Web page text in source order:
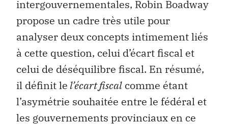
intergouvernementales, Robin Boadway
propose un cadre très utile pour
analyser deux concepts intimement liés
à cette question, celui d’écart fiscal et
celui de déséquilibre fiscal. En résumé,
il définit lel’écart fiscal comme étant
l’asymétrie souhaitée entre le fédéral et
les gouvernements provinciaux en ce